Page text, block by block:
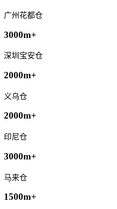
广州花都仓
3000m+
深圳宝安仓
2000m+
义乌仓
2000m+
印尼仓
3000m+
马来仓
1500m+